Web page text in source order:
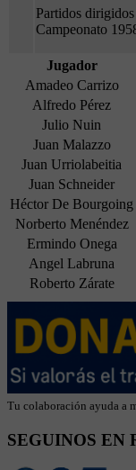
Partidos
Campeonato
Jugador
Amadeo Carrizo
Alfredo Pérez
Julio Nuin
Juan Malazzo
Juan Urriolabeitia
Juan Schneider
Héctor De Bourgoing
Norberto Menéndez
Ermindo Onega
Angel Labruna
Roberto Zárate
Tu colaboración ayuda a
SEGUINOS EN